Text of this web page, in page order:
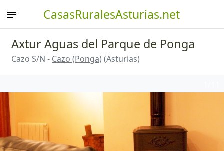
CasasRuralesAsturias.net
Axtur Aguas del Parque de Ponga
Cazo S/N - Cazo (Ponga) (Asturias)